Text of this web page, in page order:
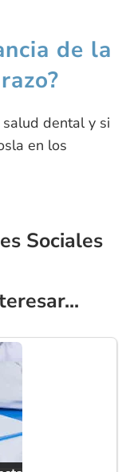
de la
dental y si
en los
Sociales